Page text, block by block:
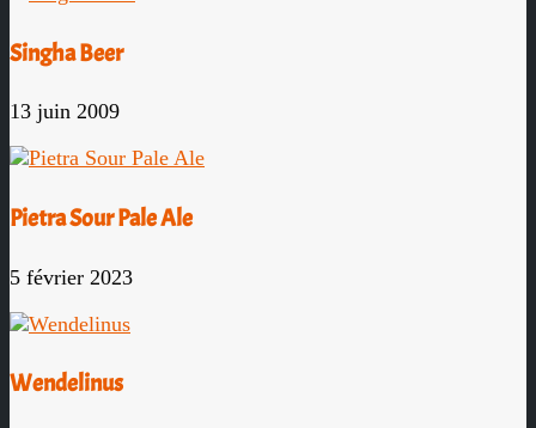
Singha Beer
13 juin 2009
Pietra Sour Pale Ale
5 février 2023
Wendelinus